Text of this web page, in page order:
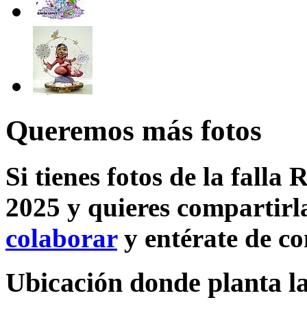
Queremos más fotos
Si tienes fotos de la falla
2025 y quieres
colaborary entérate de
Ubicación donde planta